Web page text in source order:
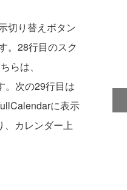
切り替えボタン
。28行目のスク
らは、
。次の29行目は
に表示
、カレンダー上